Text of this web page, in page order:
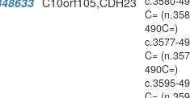
C=
490C=)
c.3577-
C=
490C=)
c.3595-